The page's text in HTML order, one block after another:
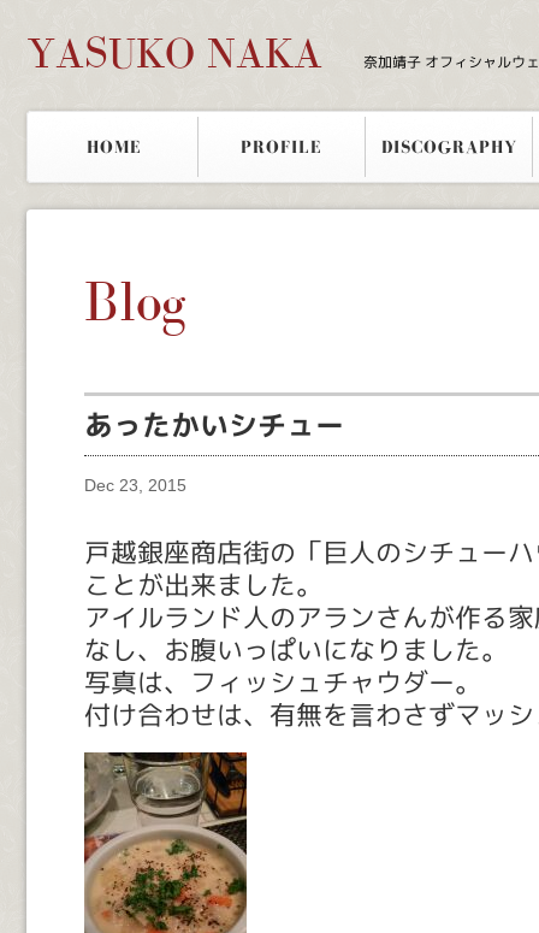
YASUKO NAKA 奈加靖子 オフィシャルウ
HOME PROFILE DISCOGRAPHY
Blog
あったかいシチュー
Dec 23, 2015
戸越銀座商店街の「巨人のシチュー
ことが出来ました。
アイルランド人のアランさんが作る
なし、お腹いっぱいになりました。
写真は、フィッシュチャウダー。
付け合わせは、有無を言わさずマッ